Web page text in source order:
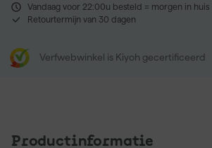
Vandaag voor 22:00u besteld = morgen in huis
Retourtermijn van 30 dagen
Verfwebwinkel is Kiyoh gecertificeerd
Productinformatie